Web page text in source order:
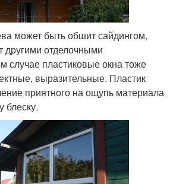
может быть обшит сайдингом,
другими отделочными
случае пластиковые окна тоже
выразительные. Пластик
приятного на ощупь материала
блеску.